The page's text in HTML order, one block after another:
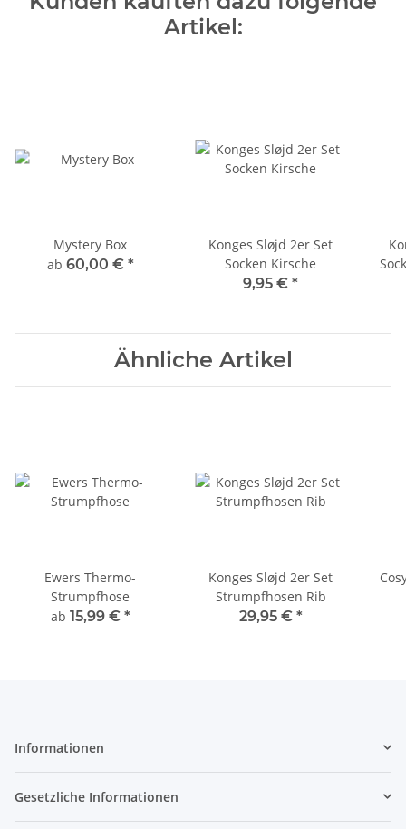
Artikel:
Mystery Box
ab 60,00 € *
Konges Sløjd 2er Set
Socken Kirsche
9,95 € *
Ähnliche Artikel
Ewers Thermo-
Strumpfhose
ab 15,99 € *
Konges Sløjd 2er Set
Strumpfhosen Rib
29,95 € *
Informationen
Gesetzliche Informationen